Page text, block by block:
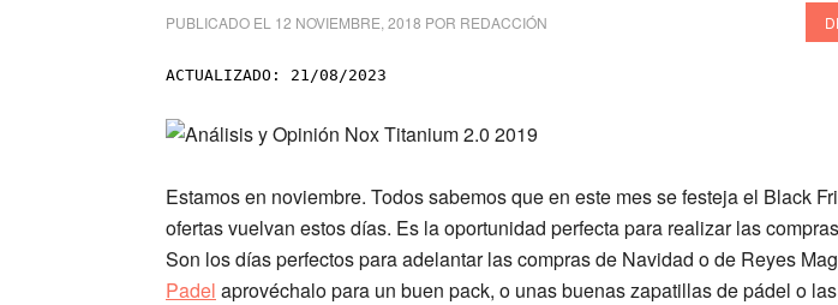
PUBLICADO EL 12 NOVIEMBRE, 2018 POR REDACCIÓN
ACTUALIZADO: 21/08/2023
Estamos en noviembre. Todos sabemos que en este mes se festeja el Black
ofertas vuelvan estos días. Es la oportunidad perfecta para realizar las
Son los días perfectos para adelantar las compras de Navidad o de Reyes
Padel aprovéchalo para un buen pack, o unas buenas zapatillas de pádel o